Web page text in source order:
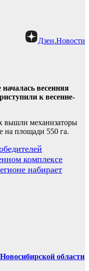
Дзен.Новости
весенняя
к весенне-
вышли механизаторы
площади 550 га.
комплексе
набирает
области